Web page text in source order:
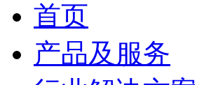
首页
产品及服务